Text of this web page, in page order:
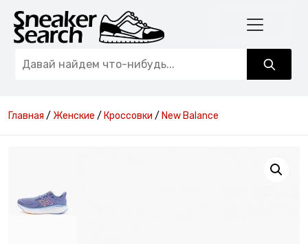
Главная / Женские / Кроссовки / New Balance